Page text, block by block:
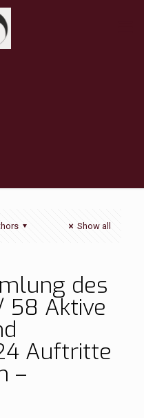
Show all
des
58 Aktive
Auftritte
–